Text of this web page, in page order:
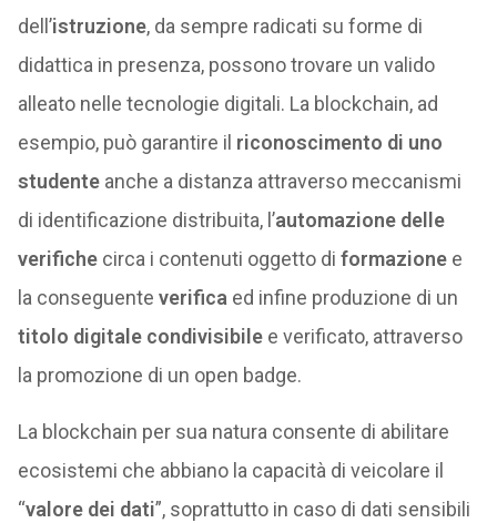
dell’istruzione, da sempre radicati su forme di
didattica in presenza, possono trovare un valido
alleato nelle tecnologie digitali. La blockchain, ad
esempio, può garantire il riconoscimento di uno
studenteanche a distanza attraverso meccanismi
di identificazione distribuita, l’automazione delle
verifichecirca i contenuti oggetto di formazionee
la conseguente verifica ed infine produzione di un
titolo digitale condivisibilee verificato, attraverso
la promozione di un open badge.
La blockchain per sua natura consente di abilitare
ecosistemi che abbiano la capacità di veicolare il
“valore dei dati”, soprattutto in caso di dati sensibili